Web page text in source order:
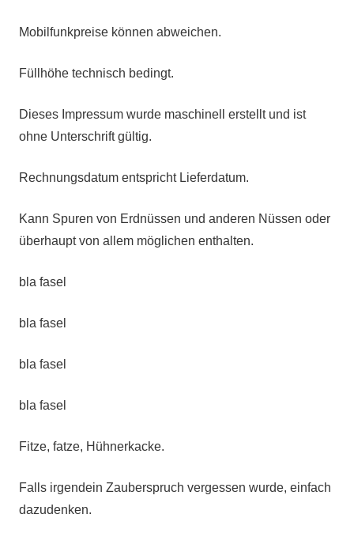
Mobilfunkpreise können abweichen.
Füllhöhe technisch bedingt.
Dieses Impressum wurde maschinell erstellt und ist
ohne Unterschrift gültig.
Rechnungsdatum entspricht Lieferdatum.
Kann Spuren von Erdnüssen und anderen Nüssen oder
überhaupt von allem möglichen enthalten.
bla fasel
bla fasel
bla fasel
bla fasel
Fitze, fatze, Hühnerkacke.
Falls irgendein Zauberspruch vergessen wurde, einfach
dazudenken.